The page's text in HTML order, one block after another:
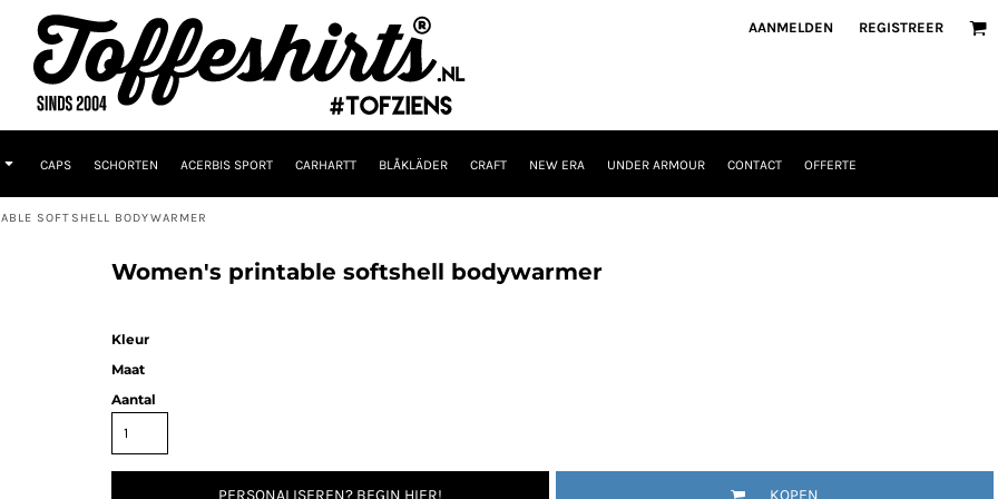
AANMELDEN REGISTREER
CAPS SCHORTEN ACERBIS SPORT CARHARTT BLÅKLÄDER CRAFT NEW ERA UNDER ARMOUR CONTACT OFFERTE
SOFTSHELL BODYWARMER
Women's printable softshell bodywarmer
Kleur
Maat
Aantal
PERSONALISEREN? BEGIN HIER! KOPEN